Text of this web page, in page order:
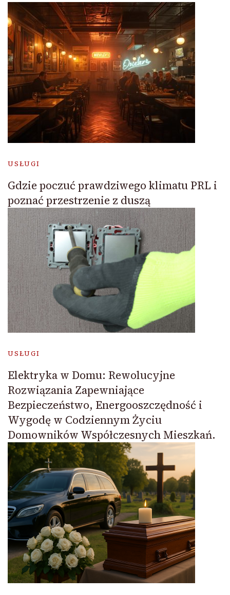
USŁUGI
Gdzie poczuć prawdziwego klimatu PRL i
poznać przestrzenie z duszą
USŁUGI
Elektryka w Domu: Rewolucyjne
Rozwiązania Zapewniające
Bezpieczeństwo, Energooszczędność i
Wygodę w Codziennym Życiu
Domowników Współczesnych Mieszkań.